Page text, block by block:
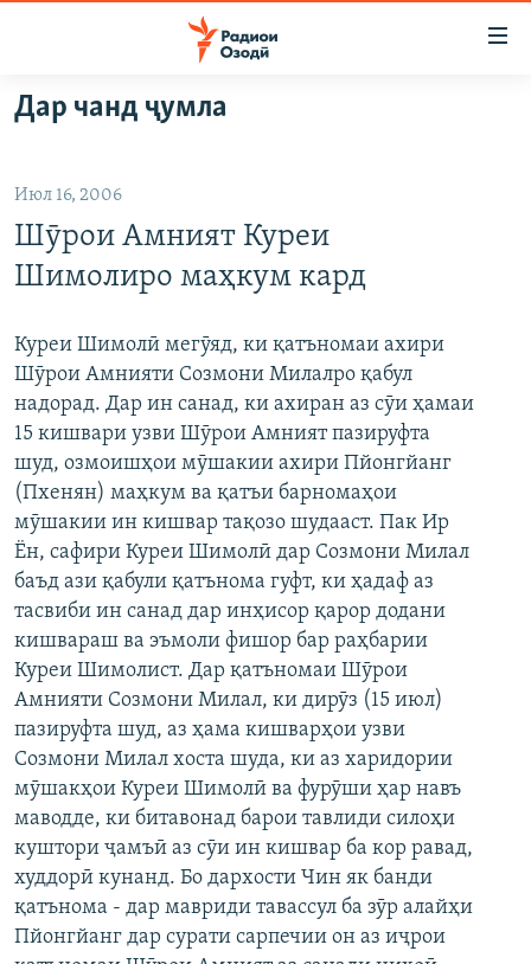
Ҷаҳиш
ба
аслӣ
ба
феҳристи
Ҷаҳиш
ба
ҷустор
ГӮШАҲО
ҶОМЕА
ҚАЗИЯИ "КРОКУС"
ОСИЁИ МАРКАЗӢ
ФАРҲАНГ
МЕҲМОНИ ОЗОДӢ
ВАРЗИШ
САЛОМ, ХОҲАР
ҶАНГ ДАР УКРАИНА
НАЗАРИ МАРДУМ
БЛОГИСТОН
ОЗОДӢ ОНЛАЙН
ЧАНДРАСОНАӢ
ВИДЕО
ГУЗОРИШҲОИ РАДИОӢ
РӮЙХАТҲО
КИТОБҲОИ ОЗОДӢ
Русский
ПАЙГИРӢ КУНЕД
Ҳамаи сомонаҳои RFE/RL
Дар чанд ҷумла
Июл 16, 2006
Шӯрои Амният Куреи
Шимолиро маҳкум кард
Куреи Шимолӣ мегӯяд, ки қатъномаи ахири
Шӯрои Амнияти Созмони Милалро қабул
надорад. Дар ин санад, ки ахиран аз сӯи ҳамаи
15 кишвари узви Шӯрои Амният пазируфта
шуд, озмоишҳои мӯшакии ахири Пйонгйанг
(Пхенян) маҳкум ва қатъи барномаҳои
мӯшакии ин кишвар тақозо шудааст. Пак Ир
Ён, сафири Куреи Шимолӣ дар Созмони Милал
баъд ази қабули қатънома гуфт, ки ҳадаф аз
тасвиби ин санад дар инҳисор қарор додани
кишвараш ва эъмоли фишор бар раҳбарии
Куреи Шимолист. Дар қатъномаи Шӯрои
Амнияти Созмони Милал, ки дирӯз (15 июл)
пазируфта шуд, аз ҳама кишварҳои узви
Созмони Милал хоста шуда, ки аз харидории
мӯшакҳои Куреи Шимолӣ ва фурӯши ҳар навъ
маводде, ки битавонад барои тавлиди силоҳи
куштори ҷамъӣ аз сӯи ин кишвар ба кор равад,
худдорӣ кунанд. Бо дархости Чин як банди
қатънома - дар мавриди тавассул ба зӯр алайҳи
Пйонгйанг дар сурати сарпечии он аз иҷрои